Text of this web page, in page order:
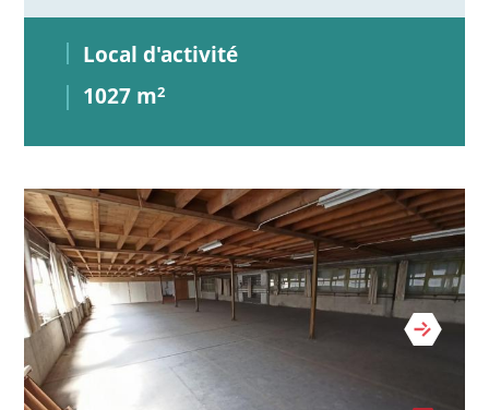
Local d'activité
1027 m2